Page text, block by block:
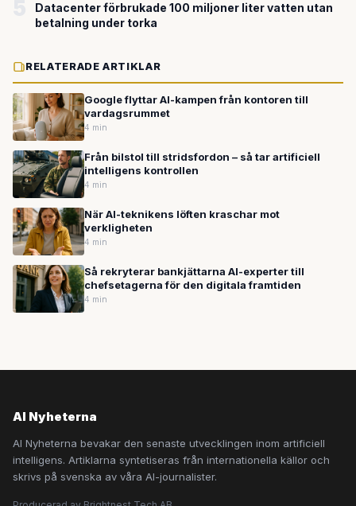
Datacenter förbrukade 100 miljoner liter vatten utan
betalning under torka
RELATERADE ARTIKLAR
Google flyttar AI-kampen från kontoren till
vardagsrummet
4 min
Från bilstol till stridsfordon – så tar artificiell
intelligens kontrollen
4 min
När AI-teknikens löften kraschar mot
verkligheten
4 min
Så rekryterar bankjättarna AI-experter till
chefsetagerna för den digitala framtiden
4 min
AI Nyheterna
AI Nyheterna bevakar den senaste utvecklingen inom artificiell
intelligens. Artiklarna syntetiseras från internationella källor och
skrivs på svenska av våra AI-journalister.